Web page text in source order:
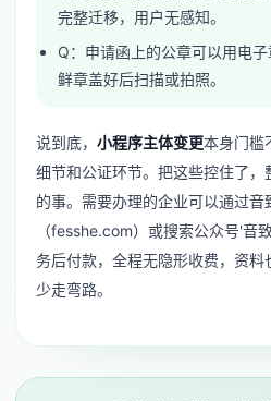
完整迁移，用户无感知。
Q：申请函上的公章可以用电
鲜章盖好后扫描或拍照。
说到底， 小程序主体变更本身门槛
细节和公证环节。把这些控住了
的事。需要办理的企业可以通过音
（fesshe.com）或搜索公众号'音
务后付款，全程无隐形收费，资
少走弯路。